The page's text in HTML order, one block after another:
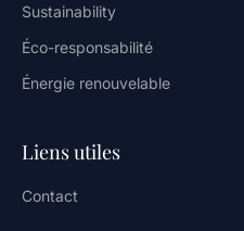
Sustainability
Éco-responsabilité
Énergie renouvelable
Liens utiles
Contact